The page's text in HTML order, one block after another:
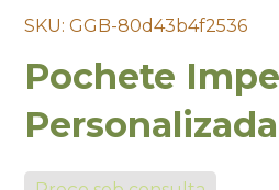
SKU: GGB-80d43b4f2536
Pochete
Personalizada